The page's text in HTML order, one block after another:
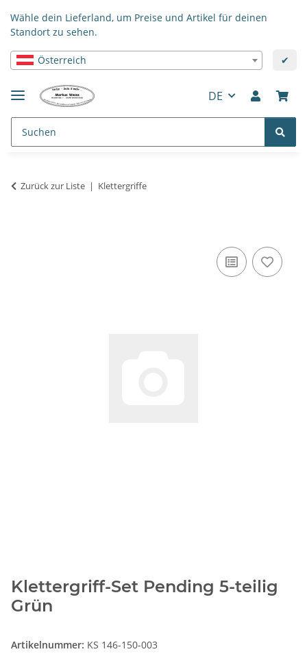
Wähle dein Lieferland, um Preise und Artikel für deinen
Standort zu sehen.
Österreich ✔
DE
Zurück zur Liste Klettergriffe
Klettergriff-Set Pending 5-teilig
Grün
Artikelnummer: KS 146-150-003